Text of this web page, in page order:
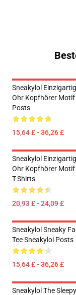
Sneakylol
Ohr Kopfhörer Motif
Posts
15,64 £ - 36,26 £
Sneakylol
Ohr Kopfhörer Motif
T-Shirts
20,93 £ - 24,09 £
Sneakylol Sneaky
Tee Sneakylol Posts
15,64 £ - 36,26 £
Sneakylol The